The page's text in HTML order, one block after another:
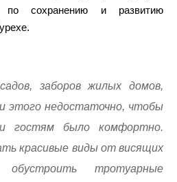
по сохранению и развитию
заборов жилых домов,
этого недостаточно, чтобы
гостям было комфортно.
красивые виды от висящих
обустроить тротуарные